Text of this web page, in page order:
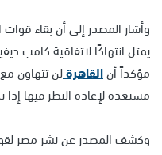
وأشار المصدر إلى أن بقاء
يمثل انتهاكًا لاتفاقية كامب
مؤكداً أنالقاهرةلن تتهاون
مستعدة لإعادة النظر فيها إذا
وكشف المصدر عن نشر مصر